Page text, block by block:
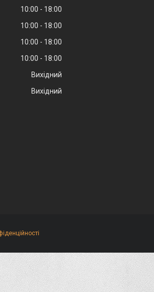
10:00
18:00
10:00
18:00
10:00
18:00
10:00
18:00
Вихідний
Вихідний